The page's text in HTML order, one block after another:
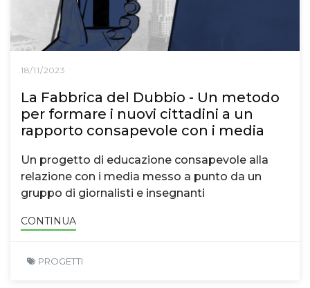
18/11/2023
La Fabbrica del Dubbio - Un metodo
per formare i nuovi cittadini a un
rapporto consapevole con i media
Un progetto di educazione consapevole alla
relazione con i media messo a punto da un
gruppo di giornalisti e insegnanti
CONTINUA
PROGETTI